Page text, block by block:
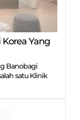
Yang
Banobagi
satu Klinik